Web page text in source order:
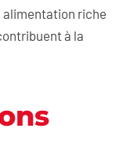
alimentation riche
à la